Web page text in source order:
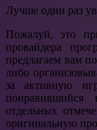
Лучше один раз
Пожалуй, это
провайдера
предлагаем вам
либо
за активную
отдельных
оригинальную